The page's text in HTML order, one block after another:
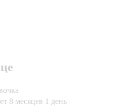
8 месяцев 1 день